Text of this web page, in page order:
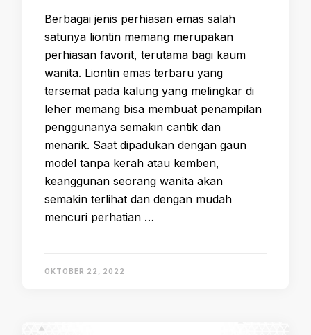
Berbagai jenis perhiasan emas salah
satunya liontin memang merupakan
perhiasan favorit, terutama bagi kaum
wanita. Liontin emas terbaru yang
tersemat pada kalung yang melingkar di
leher memang bisa membuat penampilan
penggunanya semakin cantik dan
menarik. Saat dipadukan dengan gaun
model tanpa kerah atau kemben,
keanggunan seorang wanita akan
semakin terlihat dan dengan mudah
mencuri perhatian …
OKTOBER 22, 2022